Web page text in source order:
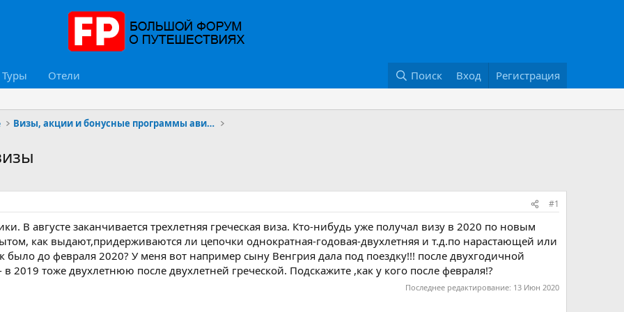
Туры Отели Поиск Вход Регистрация
Визы, акции и бонусные программы авиакомпаний
#1
В августе заканчивается трехлетняя греческая виза. Кто-нибудь уже получал визу в 2020 по новым
как выдают,придерживаются ли цепочки однократная-годовая-двухлетняя и т.д.по нарастающей или
было до февраля 2020? У меня вот например сыну Венгрия дала под поездку!!! после двухгодичной
2019 тоже двухлетнюю после двухлетней греческой. Подскажите ,как у кого после февраля!?
Последнее редактирование: 13 Июн 2020